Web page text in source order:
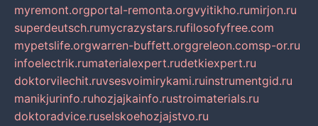
myremont.orgportal-remonta.orgvyitikho.rumirjon.ru
superdeutsch.rumycrazystars.rufilosofyfree.com
mypetslife.orgwarren-buffett.orggreleon.comsp-or.ru
infoelectrik.rumaterialexpert.rudetkiexpert.ru
doktorvilechit.ruvsesvoimirykami.ruinstrumentgid.ru
manikjurinfo.ruhozjajkainfo.rustroimaterials.ru
doktoradvice.ruselskoehozjajstvo.ru